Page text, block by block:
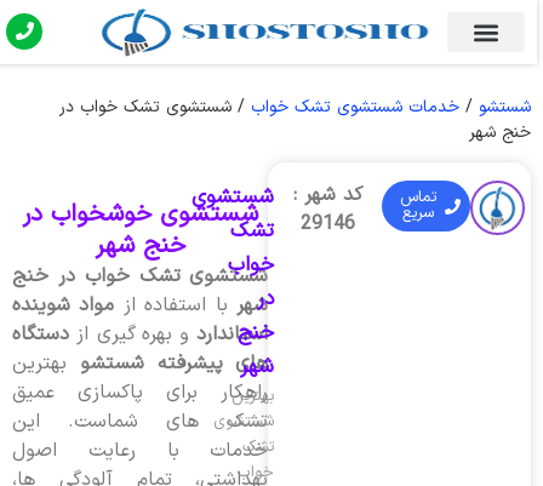
شستشو/ خدمات شستشوی تشک خواب/ شستشوی تشک خواب در
خنج شهر
شستشوی خوشخواب در
خنج شهر
شستشوی تشک خواب در خنج
شهربا استفاده از مواد شوینده
استانداردو بهره گیری از دستگاه
های پیشرفته شستشوبهترین
راهکار برای پاکسازی عمیق
تشک های شماست. این
خدمات با رعایت اصول
تماس
سریع
کد شهر :
29146
شستشوی
تشک
خواب
در
خنج
شهر
بهترین
شستشوی
تشک
خواب